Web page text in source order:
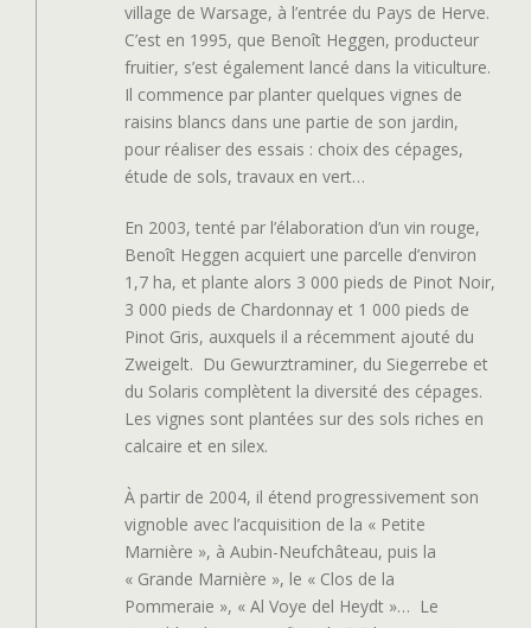
village de Warsage, à l’entrée du Pays de Herve.
C’est en 1995, que Benoît Heggen, producteur
fruitier, s’est également lancé dans la viticulture.
Il commence par planter quelques vignes de
raisins blancs dans une partie de son jardin,
pour réaliser des essais : choix des cépages,
étude de sols, travaux en vert…
En 2003, tenté par l’élaboration d’un vin rouge,
Benoît Heggen acquiert une parcelle d’environ
1,7 ha, et plante alors 3 000 pieds de Pinot Noir,
3 000 pieds de Chardonnay et 1 000 pieds de
Pinot Gris, auxquels il a récemment ajouté du
Zweigelt. Du Gewurztraminer, du Siegerrebe et
du Solaris complètent la diversité des cépages.
Les vignes sont plantées sur des sols riches en
calcaire et en silex.
À partir de 2004, il étend progressivement son
vignoble avec l’acquisition de la « Petite
Marnière », à Aubin-Neufchâteau, puis la
« Grande Marnière », le « Clos de la
Pommeraie », « Al Voye del Heydt »… Le